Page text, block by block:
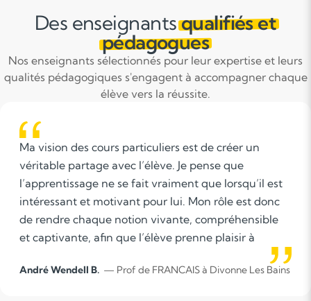
Des enseignantsqualifiés et
pédagogues
Nos enseignants sélectionnés pour leur expertise et leurs
qualités pédagogiques s'engagent à accompagner chaque
élève vers la réussite.
Bienveillance, ouverture d'esprit , bonne humeur,
qualité d'écoute du jeune et de sa famille : on n'a
pas les mêmes capacités de concentration ou
d'apprentissage à 9h ou à 17h, après un DS raté ou
un cours en piscine ... L'élève est le centre du
mais il lui faut avoir confiance, être respecté et
Florence L.— Prof de français à Neyron